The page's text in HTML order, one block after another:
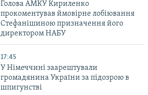
Голова АМКУ Кириленко
прокоментував ймовірне лобіювання
Стефанішиною призначення його
директором НАБУ
17:45
У Німеччині заарештували
громадянина України за підозрою в
шпигунстві